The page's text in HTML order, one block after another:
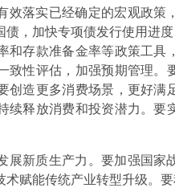
效落实已经确定的宏观政
债，加快专项债发行使用进
和存款准备金率等政策工
致性评估，加强预期管理
创造更多消费场景，更好
续释放消费和投资潜力。
展新质生产力。要加强国
赋能传统产业转型升级。